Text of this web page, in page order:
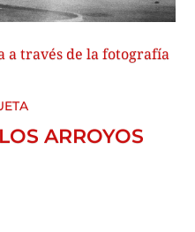
a través de la fotografía
ARROYOS